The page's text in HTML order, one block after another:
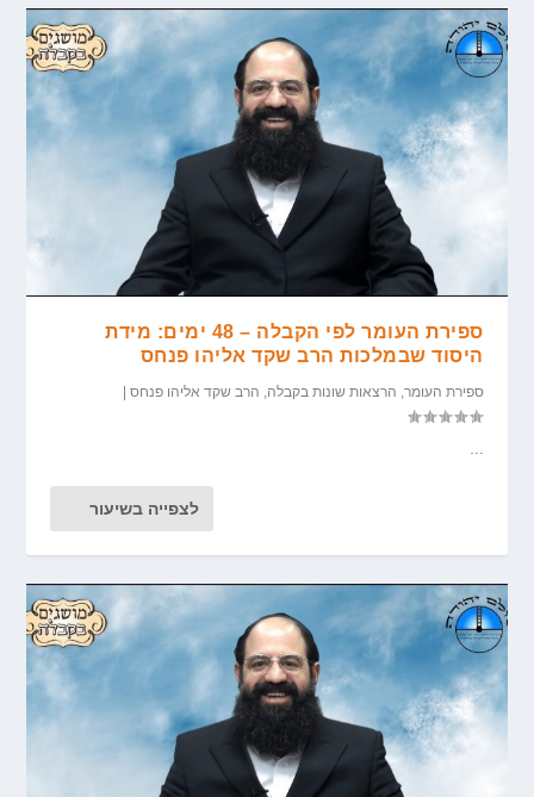
ספירת העומר לפי הקבלה – 48 ימים: מידת
היסוד שבמלכות הרב שקד אליהו פנחס
ספירת העומר, הרצאות שונות בקבלה, הרב שקד אליהו פנחס
לצפייה בשיעור